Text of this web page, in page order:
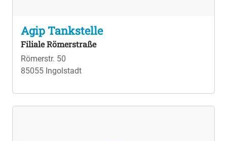
Agip Tankstelle
Filiale Römerstraße
Römerstr. 50
85055 Ingolstadt